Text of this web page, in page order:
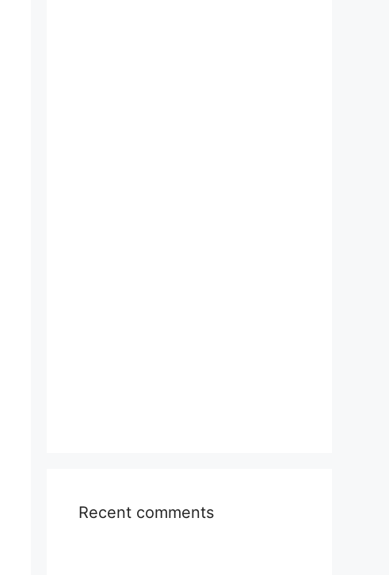
Recent comments